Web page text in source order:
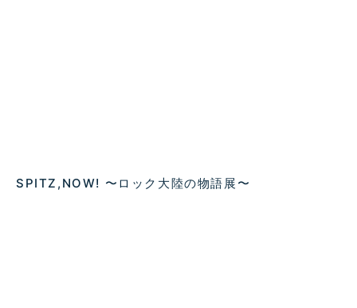
SPITZ,NOW! 〜ロック大陸の物語展〜